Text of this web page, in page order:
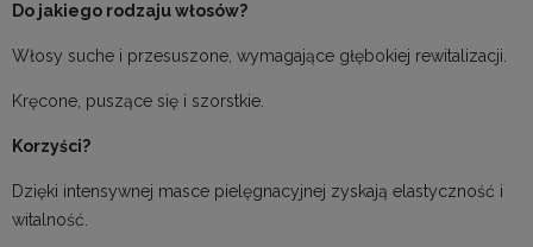
Do jakiego rodzaju włosów?
Włosy suche i przesuszone, wymagające głębokiej rewitalizacji.
Kręcone, puszące się i szorstkie.
Korzyści?
Dzięki intensywnej masce pielęgnacyjnej zyskają elastyczność i
witalność.